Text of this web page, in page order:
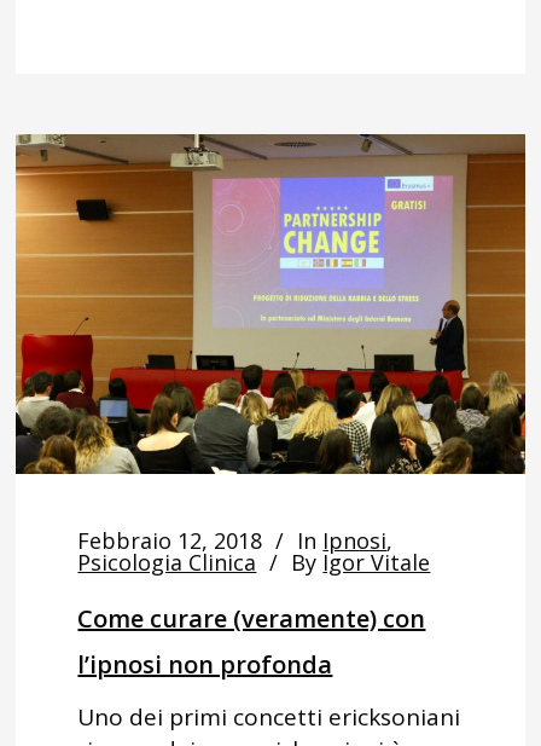
Febbraio 12, 2018 In Ipnosi,
Psicologia Clinica By Igor Vitale
Come curare (veramente) con
l’ipnosi non profonda
Uno dei primi concetti ericksoniani